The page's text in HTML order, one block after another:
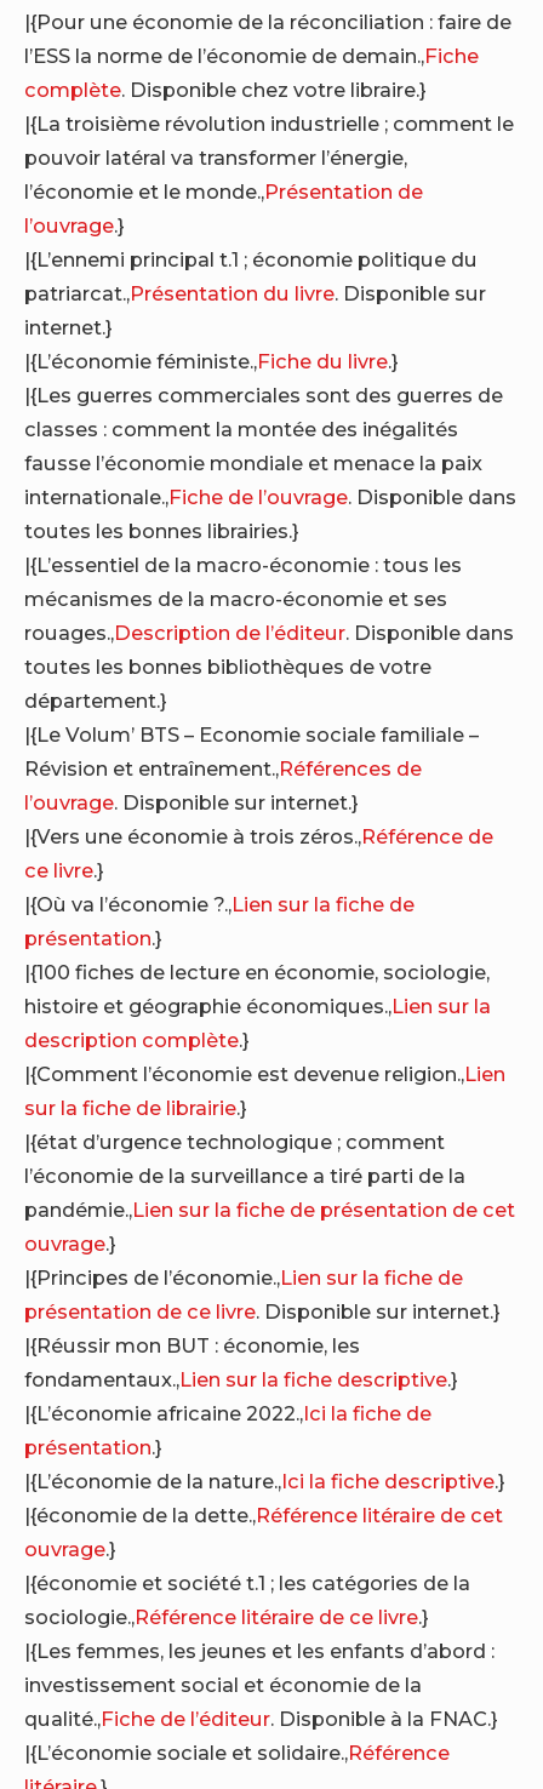
|{Pour une économie de la réconciliation : faire de
l’ESS la norme de l’économie de demain.,Fiche
complète. Disponible chez votre libraire.}
|{La troisième révolution industrielle ; comment le
pouvoir latéral va transformer l’énergie,
l’économie et le monde.,Présentation de
l’ouvrage.}
|{L’ennemi principal t.1 ; économie politique du
patriarcat.,Présentation du livre. Disponible sur
internet.}
|{L’économie féministe.,Fiche du livre.}
|{Les guerres commerciales sont des guerres de
classes : comment la montée des inégalités
fausse l’économie mondiale et menace la paix
internationale.,Fiche de l’ouvrage. Disponible dans
toutes les bonnes librairies.}
|{L’essentiel de la macro-économie : tous les
mécanismes de la macro-économie et ses
rouages.,Description de l’éditeur. Disponible dans
toutes les bonnes bibliothèques de votre
département.}
|{Le Volum’ BTS – Economie sociale familiale –
Révision et entraînement.,Références de
l’ouvrage. Disponible sur internet.}
|{Vers une économie à trois zéros.,Référence de
ce livre.}
|{Où va l’économie ?.,Lien sur la fiche de
présentation.}
|{100 fiches de lecture en économie, sociologie,
histoire et géographie économiques.,Lien sur la
description complète.}
|{Comment l’économie est devenue religion.,Lien
sur la fiche de librairie.}
|{état d’urgence technologique ; comment
l’économie de la surveillance a tiré parti de la
pandémie.,Lien sur la fiche de présentation de cet
ouvrage.}
|{Principes de l’économie.,Lien sur la fiche de
présentation de ce livre. Disponible sur internet.}
|{Réussir mon BUT : économie, les
fondamentaux.,Lien sur la fiche descriptive.}
|{L’économie africaine 2022.,Ici la fiche de
présentation.}
|{L’économie de la nature.,Ici la fiche descriptive.}
|{économie de la dette.,Référence litéraire de cet
ouvrage.}
|{économie et société t.1 ; les catégories de la
sociologie.,Référence litéraire de ce livre.}
|{Les femmes, les jeunes et les enfants d’abord :
investissement social et économie de la
qualité.,Fiche de l’éditeur. Disponible à la FNAC.}
|{L’économie sociale et solidaire.,Référence